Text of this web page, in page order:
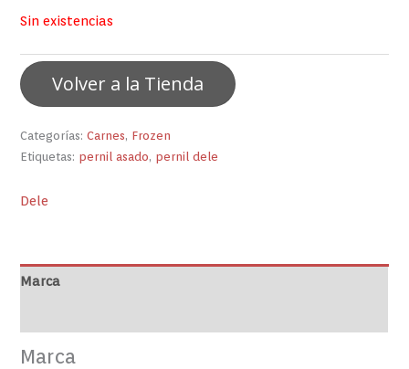
Sin existencias
Volver a la Tienda
Categorías:Carnes, Frozen
Etiquetas: pernil asado, pernil dele
Dele
Marca
Marca